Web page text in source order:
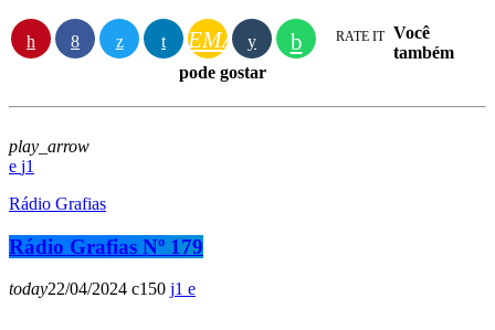
EMAIL RATE IT Você
também
pode gostar
play_arrow
1
Rádio Grafias
Rádio Grafias Nº 179
today22/04/2024 150 1